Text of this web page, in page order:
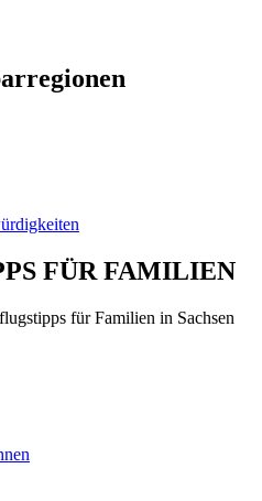
FÜR FAMILIEN
für Familien in Sachsen